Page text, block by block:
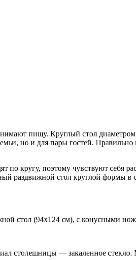
пищу. Круглый стол
но и для пары гостей.
по кругу, поэтому чувствуют себя
раздвижной стол круглой формы
стол (94х124 см), с конусными
столешницы — закаленное